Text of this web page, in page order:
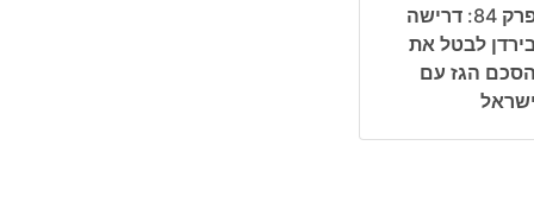
פרק 84: דרישה
לבטל את
הגז עם